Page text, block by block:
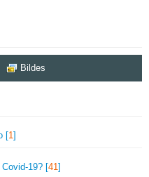
Bildes
[1]
19? [41]